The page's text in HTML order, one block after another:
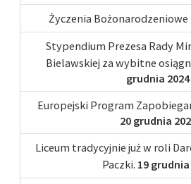
Życzenia Bożonarodzeniowe
Stypendium Prezesa Rady
Bielawskiej za wybitne
grudnia 2024
Europejski Program
20 grudnia
Liceum tradycyjnie już w roli
Paczki. 19 grudnia